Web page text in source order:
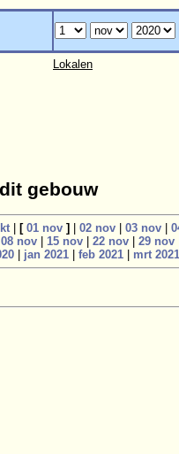
Lokalen
gebouw
[ 01 nov ] 02 nov 03 nov
08 nov 15 nov 22 nov
29 nov
jan 2021 feb 2021 mrt 2021